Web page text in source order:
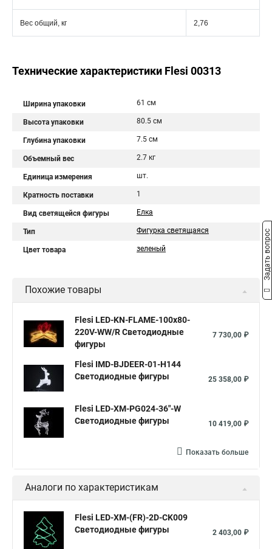
Вес общий, кг 2,76
Технические характеристики Flesi 00313
Ширина упаковки 61 см
Высота упаковки 80.5 см
Глубина упаковки 7.5 см
Объемный вес 2.7 кг
Единица измерения шт.
Кратность поставки 1
Вид светящейся фигуры Ёлка
Тип Фигурка светящаяся
Цвет товара зеленый
Похожие товары
Flesi LED-KN-FLAME-100x80-
220V-WW/R Светодиодные
фигуры
7 730,00 ₽
Flesi IMD-BJDEER-01-H144
Светодиодные фигуры
25 358,00 ₽
Flesi LED-XM-PG024-36"-W
Светодиодные фигуры
10 419,00 ₽
Показать больше
Аналоги по характеристикам
Flesi LED-XM-(FR)-2D-CK009
Светодиодные фигуры
2 403,00 ₽
Задать вопрос